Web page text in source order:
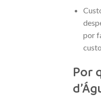
por
Por